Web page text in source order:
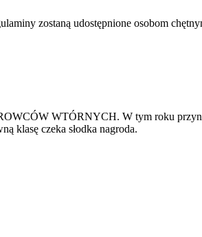
zostaną udostępnione osobom
WTÓRNYCH. W tym roku
klasę czeka słodka nagroda.